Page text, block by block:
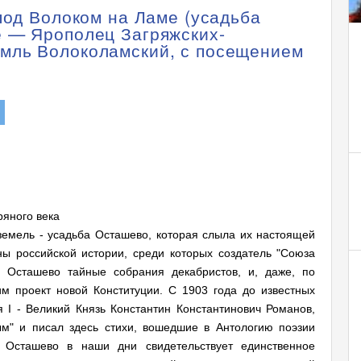
Волоком на Ламе (усадьба
Ярополец Загряжских-
Волоколамский, с посещением
века
- усадьба Осташево, которая слыла их настоящей
истории, среди которых создатель "Союза
тайные собрания декабристов, и, даже, по
проект новой Конституции. С 1903 года до известных
Великий Князь Константин Константинович Романов,
и писал здесь стихи, вошедшие в Антологию поэзии
в наши дни свидетельствует единственное